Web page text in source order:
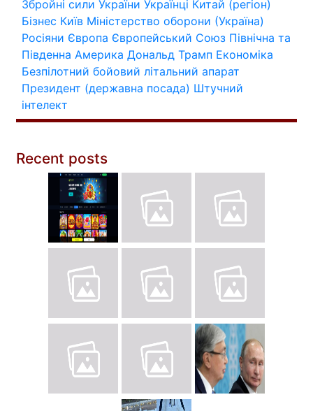
Збройні сили України Українці Китай (регіон)
Бізнес Київ Міністерство оборони (Україна)
Росіяни Європа Європейський Союз Північна та
Південна Америка Дональд Трамп Економіка
Безпілотний бойовий літальний апарат
Президент (державна посада) Штучний
інтелект
Recent posts